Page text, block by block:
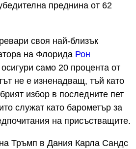
преднина от 62
своя най-близък
на Флорида Рон
осигури само 20 процента от
не е изненадващ, тъй като
избор в последните пет
служат като барометър за
на присъстващите.
Тръмп в Дания Карла Сандс